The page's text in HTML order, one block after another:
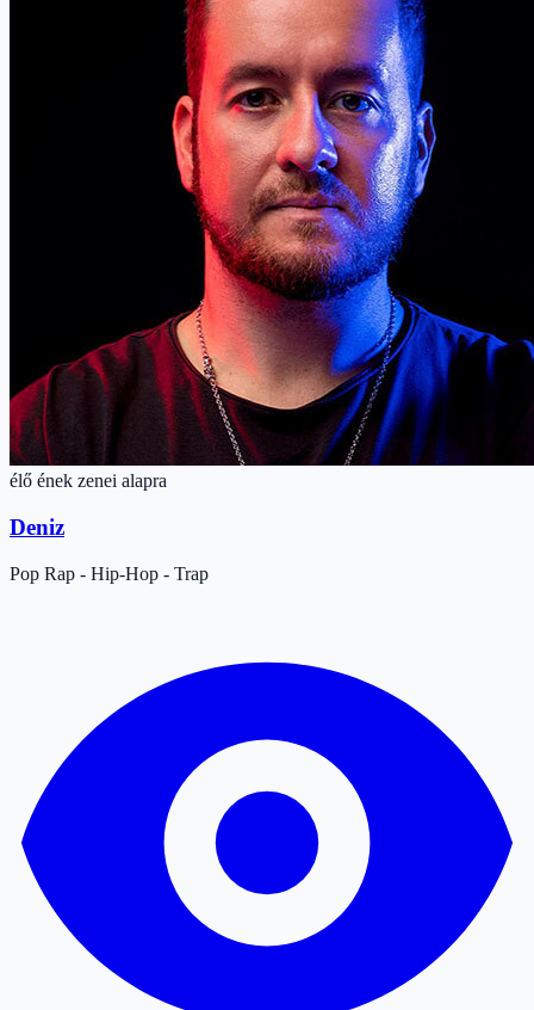
élő ének zenei alapra
Deniz
Pop Rap - Hip-Hop - Trap